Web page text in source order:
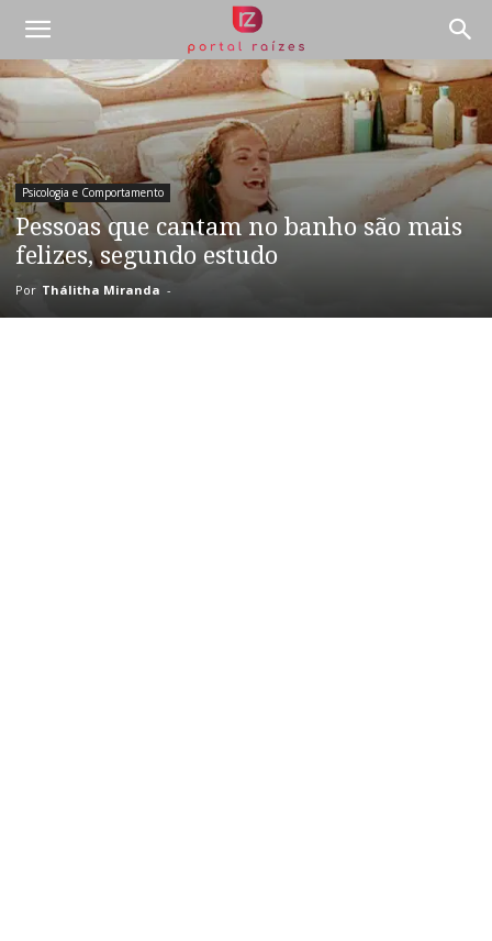
Psicologia e Comportamento
Pessoas que cantam no banho são mais
felizes, segundo estudo
Por Thálitha Miranda -